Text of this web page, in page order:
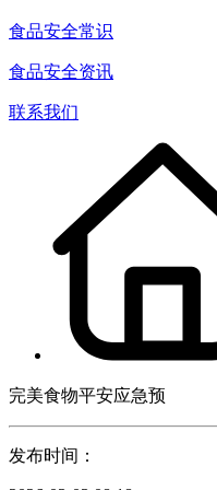
食品安全常识
食品安全资讯
联系我们
完美食物平安应急预
发布时间：